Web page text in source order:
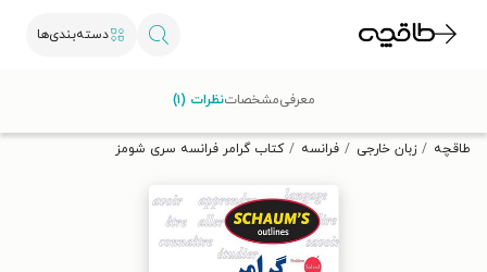
دسته‌بندی‌ها
تخفیف از طاقچه دریافت کن.
طاقچه زبان خارجی فرانسه کتاب گرامر فرانسه سری شومز
معرفیمشخصاتنظرات (۱)